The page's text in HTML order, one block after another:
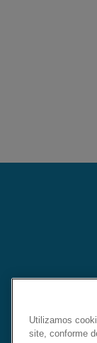
Utilizamos
site, conforme